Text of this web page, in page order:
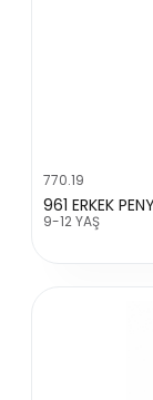
770.19
961 ERKEK
9-12 YAŞ